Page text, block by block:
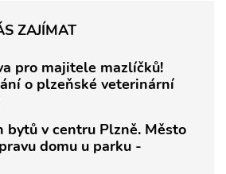
ZAJÍMAT
pro majitele mazlíčků!
o plzeňské veterinární
bytů v centru Plzně. Město
domu u parku -